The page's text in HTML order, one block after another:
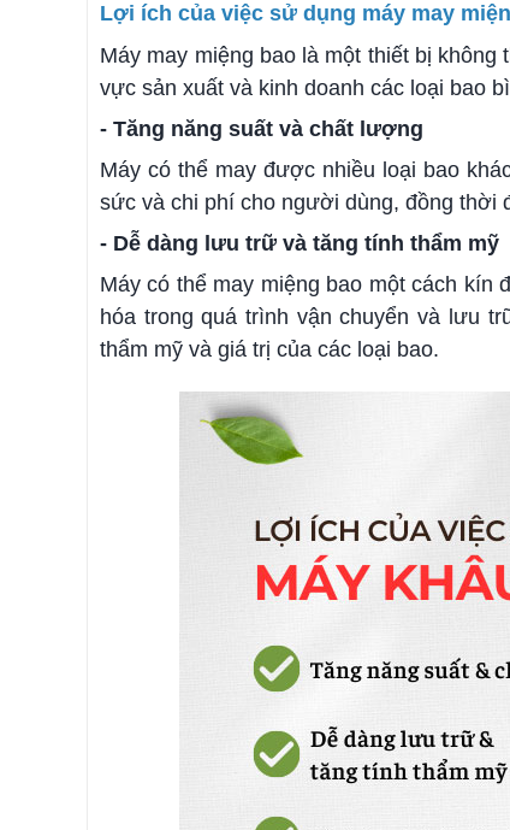
Lợi ích của việc sử dụng máy may
Máy may miệng bao là một thiết bị
vực sản xuất và kinh doanh các loại bao
- Tăng năng suất và chất lượng
Máy có thể may được nhiều loại bao
sức và chi phí cho người dùng, đồng thời
- Dễ dàng lưu trữ và tăng tính thẩm mỹ
Máy có thể may miệng bao một cách kín
hóa trong quá trình vận chuyển và lưu
thẩm mỹ và giá trị của các loại bao.